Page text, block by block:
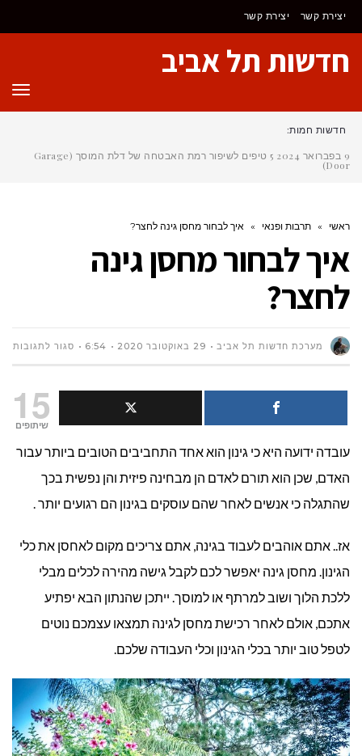
יצירת קשר יצירת קשר
חדשות תל אביב
חדשות חמות:
9 בפברואר 2024
5 טיפים לשיפור רמת האבטחה של דלת המוסך (Garage
Door)
ראשי » תרבות ופנאי » איך לבחור מחסן גינה לחצר?
איך לבחור מחסן גינה
לחצר?
מערכת חדשות תל אביב 29 באוקטובר 2020 6:54 סגור לתגובותעל
15
שיתופים
עובדה ידועה היא כי גינון הוא אחד התחביבים הטובים ביותר עבור
האדם, שכן הוא תורם לאדם הן מבחינה פיזית והן נפשית בכך
שהתגלה כי אנשים לאחר שהם עוסקים בגינון הם רגועים יותר .
אז.. אתם אוהבים לעבוד בגינה, אתם צריכים מקום לאחסן את כלי
הגינון. מחסן גינה יאפשר לכם לקבל גישה מהירה לכלים מבלי
ללכת הלוך ושוב למרתף או למוסך. ייתכן שהנתון הבא יפתיע
אתכם, אולם לאחר רכישת מחסן לגינה תמצאו עצמכם נוטים
לטפל טוב יותר בכלי הגינון וכלי העבודה שלכם.